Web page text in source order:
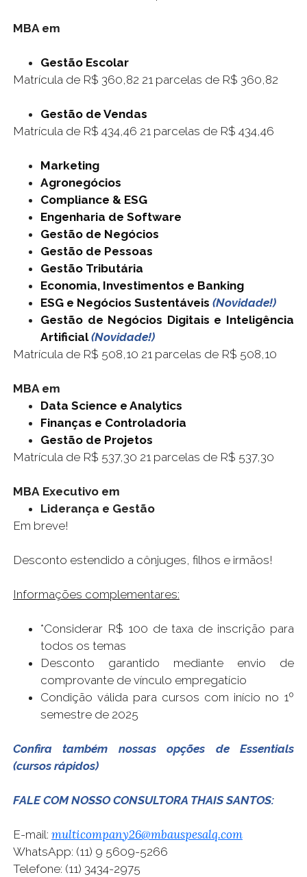
MBA em
Gestão Escolar
Matrícula de R$ 360,82 21 parcelas de R$ 360,82
Gestão de Vendas
Matrícula de R$ 434,46 21 parcelas de R$ 434,46
Marketing
Agronegócios
Compliance & ESG
Engenharia de Software
Gestão de Negócios
Gestão de Pessoas
Gestão Tributária
Economia, Investimentos e Banking
ESG e Negócios Sustentáveis (Novidade!)
Gestão de Negócios Digitais e Inteligência
Artificial(Novidade!)
Matrícula de R$ 508,10 21 parcelas de R$ 508,10
MBA em
Data Science e Analytics
Finanças e Controladoria
Gestão de Projetos
Matrícula de R$ 537,30 21 parcelas de R$ 537,30
MBA Executivo em
Liderança e Gestão
Em breve!
Desconto estendido a cônjuges, filhos e irmãos!
Informações complementares:
*Considerar R$ 100 de taxa de inscrição para
todos os temas
Desconto garantido mediante envio de
comprovante de vínculo empregatício
Condição válida para cursos com início no 1º
semestre de 2025
Confira também nossas opções de Essentials
(cursos rápidos)
FALE COM NOSSO CONSULTORA THAIS SANTOS:
E-mail: multicompany26@mbauspesalq.com
WhatsApp: (11) 9 5609-5266
Telefone: (11) 3434-2975